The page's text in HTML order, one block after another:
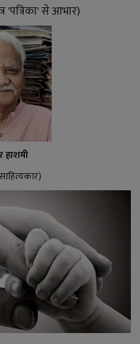
'पत्रिका' से आभार)